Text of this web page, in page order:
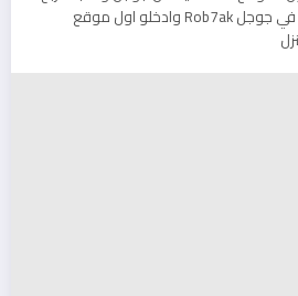
كبيرة أانا حبيت افيدكم اكتبو في جوجل Rob7ak وادخلو اول موقع